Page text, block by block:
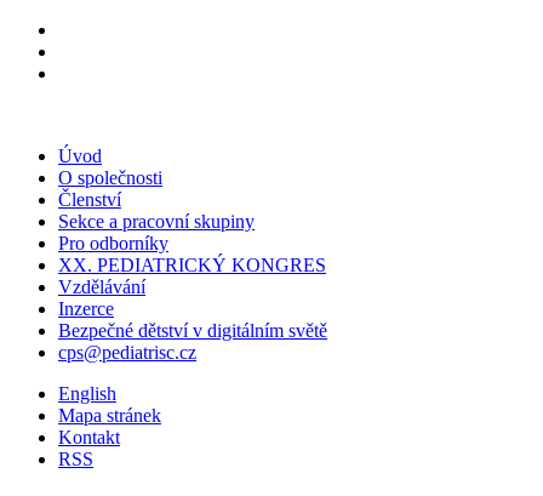
Úvod
O společnosti
Členství
Sekce a pracovní skupiny
Pro odborníky
XX. PEDIATRICKÝ KONGRES
Vzdělávání
Inzerce
Bezpečné dětství v digitálním světě
cps@pediatrisc.cz
English
Mapa stránek
Kontakt
RSS